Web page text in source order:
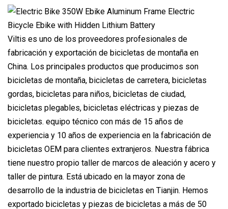
Viltis es uno de los proveedores profesionales de
fabricación y exportación de bicicletas de montaña en
China. Los principales productos que producimos son
bicicletas de montaña, bicicletas de carretera, bicicletas
gordas, bicicletas para niños, bicicletas de ciudad,
bicicletas plegables, bicicletas eléctricas y piezas de
bicicletas. equipo técnico con más de 15 años de
experiencia y 10 años de experiencia en la fabricación de
bicicletas OEM para clientes extranjeros. Nuestra fábrica
tiene nuestro propio taller de marcos de aleación y acero y
taller de pintura. Está ubicado en la mayor zona de
desarrollo de la industria de bicicletas en Tianjin. Hemos
exportado bicicletas y piezas de bicicletas a más de 50